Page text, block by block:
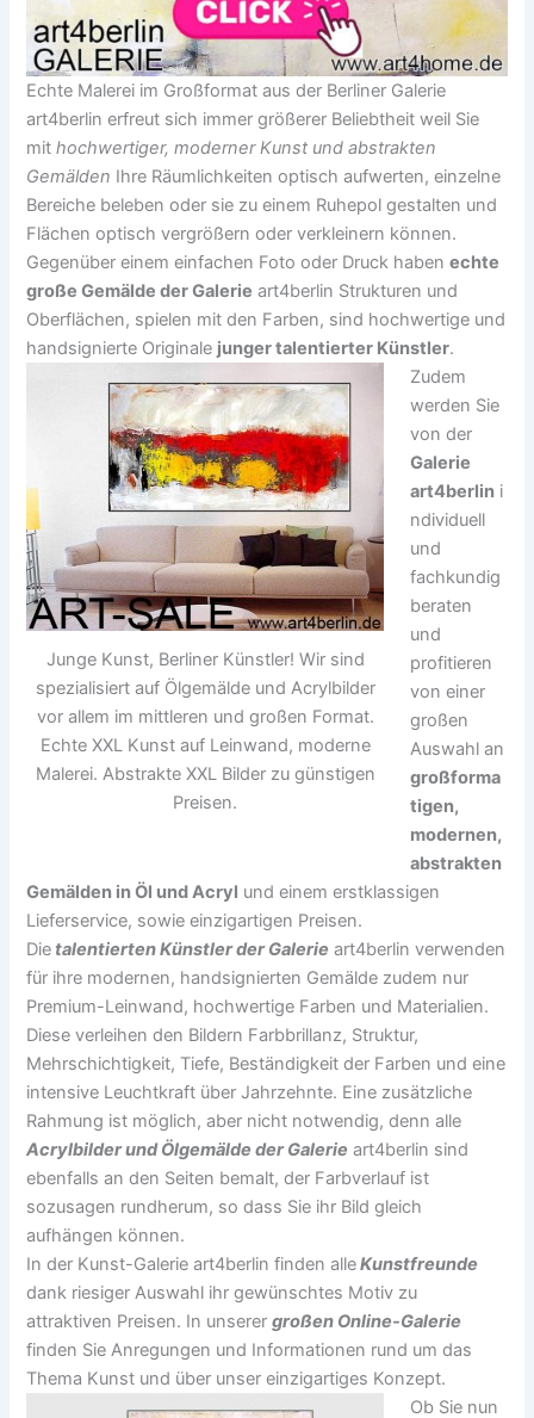
Echte Malerei im Großformat aus der Berliner Galerie
art4berlin erfreut sich immer größerer Beliebtheit weil Sie
mithochwertiger, moderner Kunst und abstrakten
Gemälden Ihre Räumlichkeiten optisch aufwerten, einzelne
Bereiche beleben oder sie zu einem Ruhepol gestalten und
Flächen optisch vergrößern oder verkleinern können.
Gegenüber einem einfachen Foto oder Druck habenechte
große Gemälde der Galerie art4berlin Strukturen und
Oberflächen, spielen mit den Farben, sind hochwertige und
handsignierte Originale junger talentierter Künstler.
Junge Kunst, Berliner Künstler! Wir sind
spezialisiert auf Ölgemälde und Acrylbilder
vor allem im mittleren und großen Format.
Echte XXL Kunst auf Leinwand, moderne
Malerei. Abstrakte XXL Bilder zu günstigen
Preisen.
Zudem
werden Sie
von der
Galerie
art4berlin i
ndividuell
und
fachkundig
beraten
und
profitieren
von einer
großen
Auswahl an
großforma
tigen,
modernen,
abstrakten
Gemälden in Öl und Acryl und einem erstklassigen
Lieferservice, sowie einzigartigen Preisen.
Die talentierten Künstler der Galerie art4berlin verwenden
für ihre modernen, handsignierten Gemälde zudem nur
Premium-Leinwand, hochwertige Farben und Materialien.
Diese verleihen den Bildern Farbbrillanz, Struktur,
Mehrschichtigkeit, Tiefe, Beständigkeit der Farben und eine
intensive Leuchtkraft über Jahrzehnte. Eine zusätzliche
Rahmung ist möglich, aber nicht notwendig, denn alle
Acrylbilder und Ölgemälde der Galerie art4berlin sind
ebenfalls an den Seiten bemalt, der Farbverlauf ist
sozusagen rundherum, so dass Sie ihr Bild gleich
aufhängen können.
In der Kunst-Galerie art4berlin finden alleKunstfreunde
dank riesiger Auswahl ihr gewünschtes Motiv zu
attraktiven Preisen. In unserergroßen Online-Galerie
finden Sie Anregungen und Informationen rund um das
Thema Kunst und über unser einzigartiges Konzept.
Ob Sie nun